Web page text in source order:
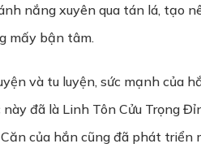
nắng xuyên qua tán lá, tạo
mấy bận tâm.
và tu luyện, sức mạnh
đã là Linh Tôn Cửu Trọng
của hắn cũng đã phát triển